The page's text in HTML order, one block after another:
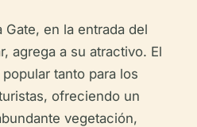
en la entrada del
agrega a su atractivo. El
tanto para los
ofreciendo un
vegetación,